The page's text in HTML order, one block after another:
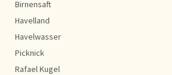
Birnensaft
Havelland
Havelwasser
Picknick
Rafael Kugel